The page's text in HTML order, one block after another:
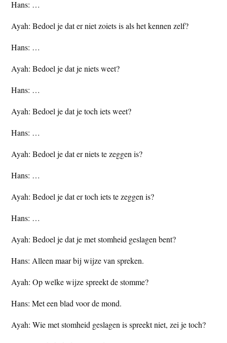
Hans: …
Ayah: Bedoel je dat er niet zoiets is als het kennen zelf?
Hans: …
Ayah: Bedoel je dat je niets weet?
Hans: …
Ayah: Bedoel je dat je toch iets weet?
Hans: …
Ayah: Bedoel je dat er niets te zeggen is?
Hans: …
Ayah: Bedoel je dat er toch iets te zeggen is?
Hans: …
Ayah: Bedoel je dat je met stomheid geslagen bent?
Hans: Alleen maar bij wijze van spreken.
Ayah: Op welke wijze spreekt de stomme?
Hans: Met een blad voor de mond.
Ayah: Wie met stomheid geslagen is spreekt niet, zei je toch?